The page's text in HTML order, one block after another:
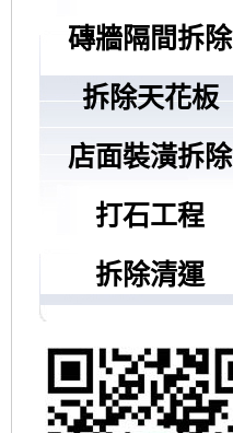
磚牆隔間拆除
拆除天花板
店面裝潢拆除
打石工程
拆除清運